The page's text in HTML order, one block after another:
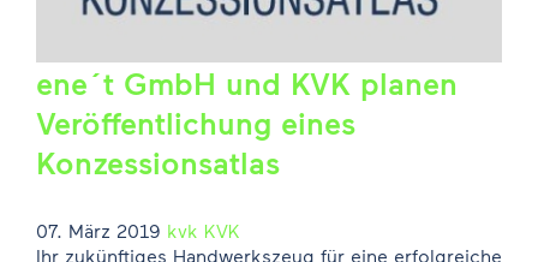
ene´t GmbH und KVK planen
Veröffentlichung eines
Konzessionsatlas
07. März 2019 kvk KVK
Ihr zukünftiges Handwerkszeug für eine erfolgreiche